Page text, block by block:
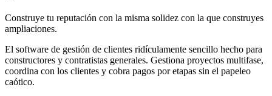
Construye tu reputación con la misma solidez con la que construyes
ampliaciones.
El software de gestión de clientes ridículamente sencillo hecho para
constructores y contratistas generales. Gestiona proyectos multifase,
coordina con los clientes y cobra pagos por etapas sin el papeleo
caótico.